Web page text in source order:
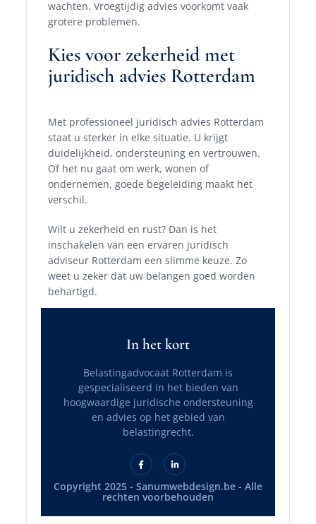
wachten. Vroegtijdig advies voorkomt vaak
grotere problemen.
Kies voor zekerheid met
juridisch advies Rotterdam
Met professioneel juridisch advies Rotterdam
staat u sterker in elke situatie. U krijgt
duidelijkheid, ondersteuning en vertrouwen.
Of het nu gaat om werk, wonen of
ondernemen, goede begeleiding maakt het
verschil.
Wilt u zekerheid en rust? Dan is het
inschakelen van een ervaren juridisch
adviseur Rotterdam een slimme keuze. Zo
weet u zeker dat uw belangen goed worden
behartigd.
In het kort
Belastingadvocaat Rotterdam is
gespecialiseerd in het bieden van
hoogwaardige juridische ondersteuning
en advies op het gebied van
belastingrecht.
Copyright 2025 - Sanumwebdesign.be - Alle
rechten voorbehouden